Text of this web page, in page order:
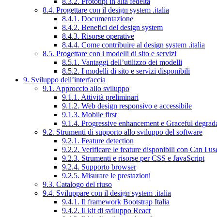
8.4. Progettare con il design system .italia
8.4.1. Documentazione
8.4.2. Benefici del design system
8.4.3. Risorse operative
8.4.4. Come contribuire al design system .italia
8.5. Progettare con i modelli di sito e servizi
8.5.1. Vantaggi dell’utilizzo dei modelli
8.5.2. I modelli di sito e servizi disponibili
9. Sviluppo dell’interfaccia
9.1. Approccio allo sviluppo
9.1.1. Attività preliminari
9.1.2. Web design responsivo e accessibile
9.1.3. Mobile first
9.1.4. Progressive enhancement e Graceful
9.2. Strumenti di supporto allo sviluppo del software
9.2.1. Feature detection
9.2.2. Verificare le feature disponibili con Can I
9.2.3. Strumenti e risorse per CSS e JavaScript
9.2.4. Supporto browser
9.2.5. Misurare le prestazioni
9.3. Catalogo del riuso
9.4. Sviluppare con il design system .italia
9.4.1. Il framework Bootstrap Italia
9.4.2. Il kit di sviluppo React